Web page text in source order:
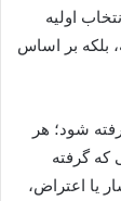
اولیه
بلکه بر اساس
شود؛ هر
که گرفته
یا اعتراض،